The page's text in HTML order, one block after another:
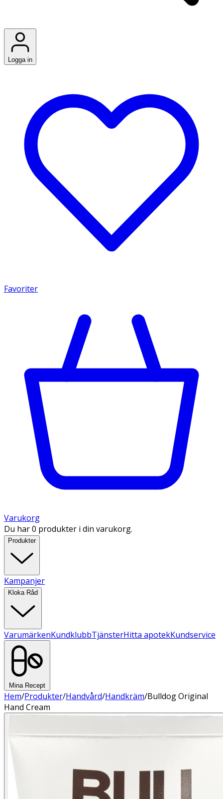
Logga in
Favoriter
Varukorg
Du har 0 produkter i din varukorg.
Produkter
Kampanjer
Kloka Råd
VarumärkenKundklubbTjänsterHitta apotekKundservice
Mina Recept
Hem/Produkter/Handvård/Handkräm/Bulldog Original
Hand Cream